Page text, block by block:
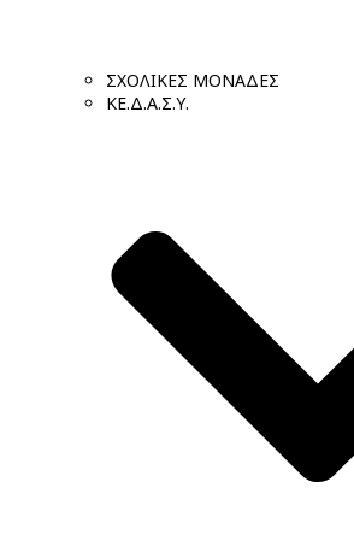
ΣΧΟΛΙΚΕΣ ΜΟΝΑΔΕΣ
ΚΕ.Δ.Α.Σ.Υ.